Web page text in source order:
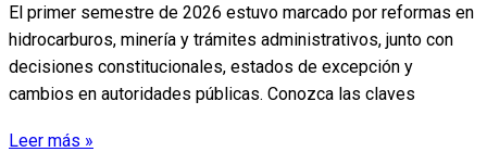
El primer semestre de 2026 estuvo marcado por reformas en
hidrocarburos, minería y trámites administrativos, junto con
decisiones constitucionales, estados de excepción y
cambios en autoridades públicas. Conozca las claves
Leer más »